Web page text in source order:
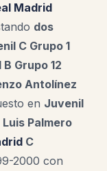
Madrid
dos
C Grupo 1
Grupo 12
Antolínez
en Juvenil
Luis Palmero
C
2000 con